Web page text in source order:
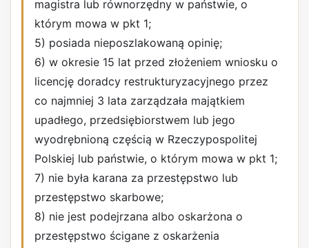
magistra lub równorzędny w państwie, o
którym mowa w pkt 1;
5) posiada nieposzlakowaną opinię;
6) w okresie 15 lat przed złożeniem wniosku o
licencję doradcy restrukturyzacyjnego przez
co najmniej 3 lata zarządzała majątkiem
upadłego, przedsiębiorstwem lub jego
wyodrębnioną częścią w Rzeczypospolitej
Polskiej lub państwie, o którym mowa w pkt 1;
7) nie była karana za przestępstwo lub
przestępstwo skarbowe;
8) nie jest podejrzana albo oskarżona o
przestępstwo ścigane z oskarżenia